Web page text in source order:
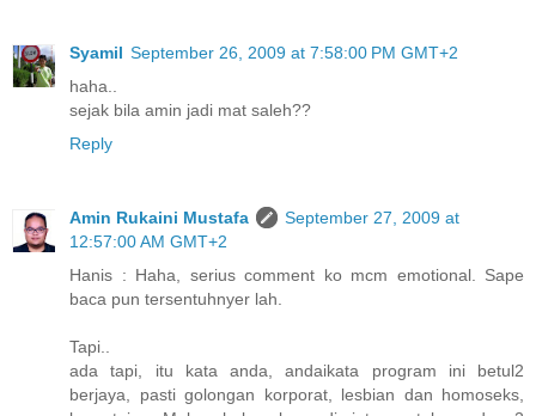
Syamil September 26, 2009 at 7:58:00 PM GMT+2
haha..
sejak bila amin jadi mat saleh??
Reply
Amin Rukaini Mustafa
September 27, 2009 at
12:57:00 AM GMT+2
Hanis : Haha, serius comment ko mcm emotional. Sape
baca pun tersentuhnyer lah.
Tapi..
ada tapi, itu kata anda, andaikata program ini betul2
berjaya, pasti golongan korporat, lesbian dan homoseks,